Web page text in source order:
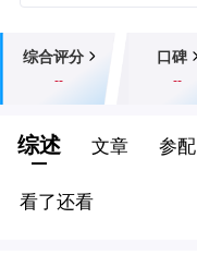
综合评分
--
口碑
--
综述 文章 参配
看了还看